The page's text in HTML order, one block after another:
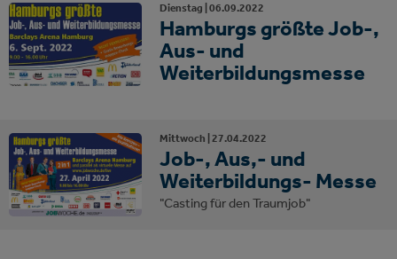
Dienstag | 06.09.2022
Hamburgs größte Job-,
Aus- und
Weiterbildungsmesse
Mittwoch | 27.04.2022
Job-, Aus,- und
Weiterbildungs- Messe
"Casting für den Traumjob"